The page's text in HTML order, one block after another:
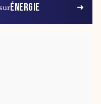
ÉNERGIE